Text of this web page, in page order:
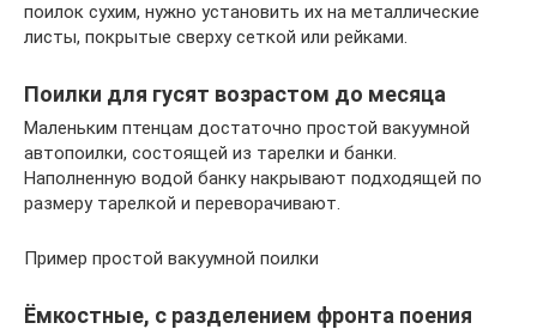
поилок сухим, нужно установить их на металлические
листы, покрытые сверху сеткой или рейками.
Поилки для гусят возрастом до месяца
Маленьким птенцам достаточно простой вакуумной
автопоилки, состоящей из тарелки и банки.
Наполненную водой банку накрывают подходящей по
размеру тарелкой и переворачивают.
Пример простой вакуумной поилки
Ёмкостные, с разделением фронта поения